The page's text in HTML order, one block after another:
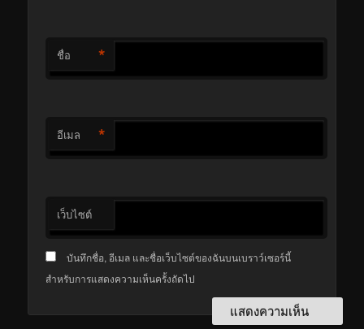
ชื่อ *
อีเมล *
เว็บไซต์
บันทึกชื่อ, อีเมล และชื่อเว็บไซต์ของฉันบนเบราว์เซอร์นี้
สำหรับการแสดงความเห็นครั้งถัดไป